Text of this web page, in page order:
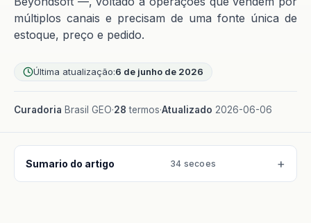
múltiplos canais e precisam de uma fonte única de
estoque, preço e pedido.
Última atualização:6 de junho de 2026
Curadoria Brasil GEO·28 termos·Atualizado 2026-06-06
Sumario do artigo 34 secoes